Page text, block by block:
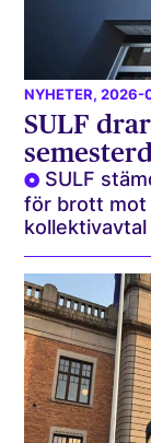
NYHETER, 2026-
SULF
SULF
för brott mot
kollektivavtal